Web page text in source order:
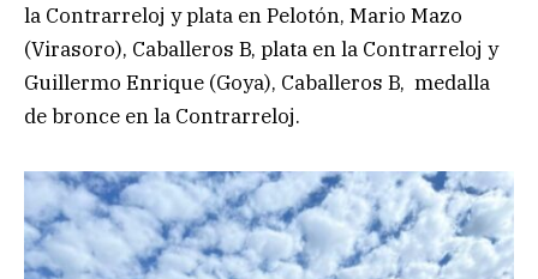
la Contrarreloj y plata en Pelotón, Mario Mazo
(Virasoro), Caballeros B, plata en la Contrarreloj y
Guillermo Enrique (Goya), Caballeros B, medalla
de bronce en la Contrarreloj.